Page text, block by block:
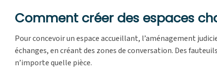
Comment créer des espaces
Pour concevoir un espace accueillant, l’aménagement
échanges, en créant des zones de conversation. Des
n’importe quelle pièce.